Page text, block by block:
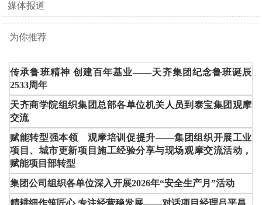
媒体报道
为你推荐
传承鲁班精神 创建百年基业——天齐集团纪念鲁班诞辰
2533周年
天齐商学院组织集团总部各单位机关人员到泰宝集团观摩
交流
赋能转型强本领 观摩培训促提升——集团组织开展工业
项目、城市更新项目施工经验分享与现场观摩交流活动，
赋能项目部转型
集团公司组织各单位深入开展2026年“安全生产月”活动
精耕细作筑匠心 专注经营稳发展——对话项目经理吕平昌